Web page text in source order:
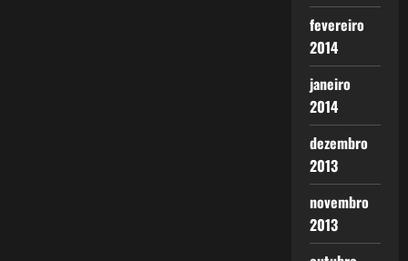
fevereiro
2014
janeiro
2014
dezembro
2013
novembro
2013